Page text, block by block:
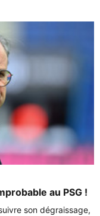
au PSG !
son dégraissage,